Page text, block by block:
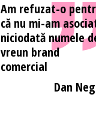
Am refuzat-o
că nu mi-am
niciodată numele
vreun brand
comercial
Dan